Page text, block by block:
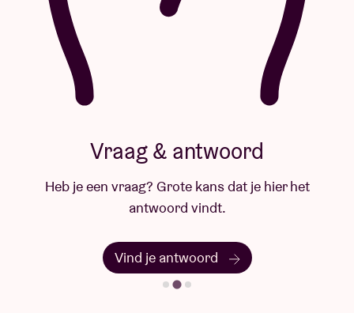
Vraag & antwoord
Heb je een vraag? Grote kans dat je hier het
antwoord vindt.
Vind je antwoord